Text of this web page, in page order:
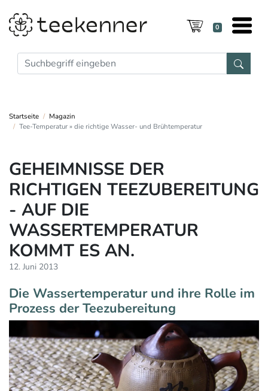
0
Startseite
Magazin
Tee-Temperatur » die richtige Wasser- und Brühtemperatur
GEHEIMNISSE DER
RICHTIGEN TEEZUBEREITUNG
- AUF DIE
WASSERTEMPERATUR
KOMMT ES AN.
12. Juni 2013
Die Wassertemperatur und ihre Rolle im
Prozess der Teezubereitung